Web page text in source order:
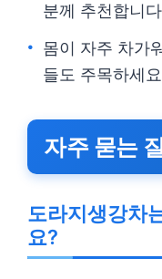
분께 추천합니
몸이 자주 차가
들도 주목하세
자주 묻는
도라지생강차
요?